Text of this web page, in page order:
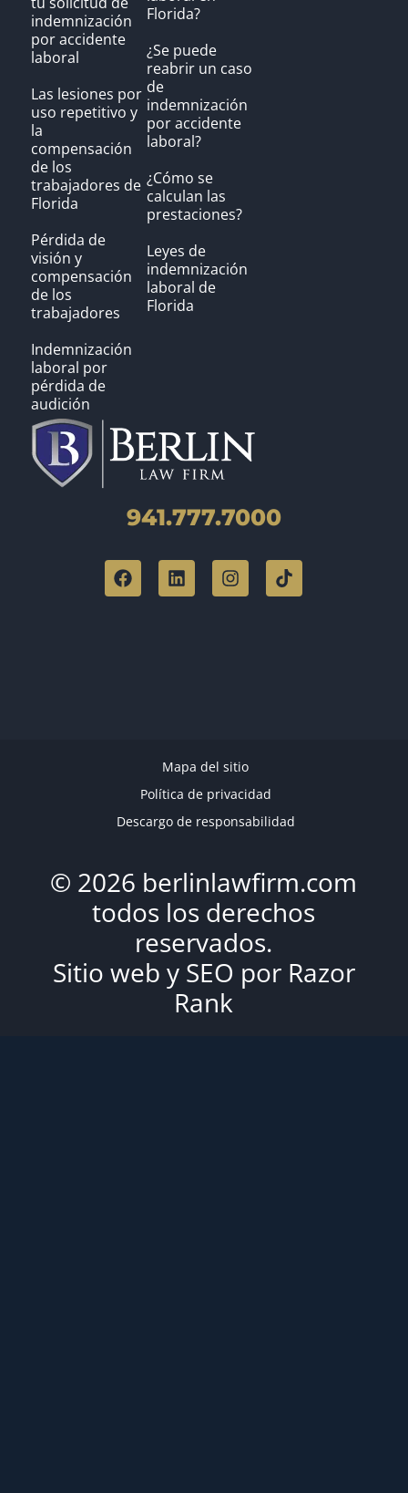
941.777.7000
indemnización
por accidente
laboral
Las lesiones por
uso repetitivo y
la
compensación
de los
trabajadores de
Florida
Pérdida de
visión y
compensación
de los
trabajadores
Indemnización
laboral por
pérdida de
audición
Florida?
¿Se puede
reabrir un caso
de
indemnización
por accidente
laboral?
¿Cómo se
calculan las
prestaciones?
Leyes de
indemnización
laboral de
Florida
Mapa del sitio
Política de privacidad
Descargo de responsabilidad
© 2026 berlinlawfirm.com
todos los derechos
reservados.
Sitio web y SEO por Razor
Rank